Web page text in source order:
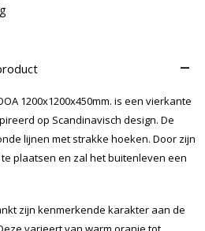
–
1200x1200x450mm. is een vierkante
op Scandinavisch design. De
lijnen met strakke hoeken. Door zijn
plaatsen en zal het buitenleven een
zijn kenmerkende karakter aan de